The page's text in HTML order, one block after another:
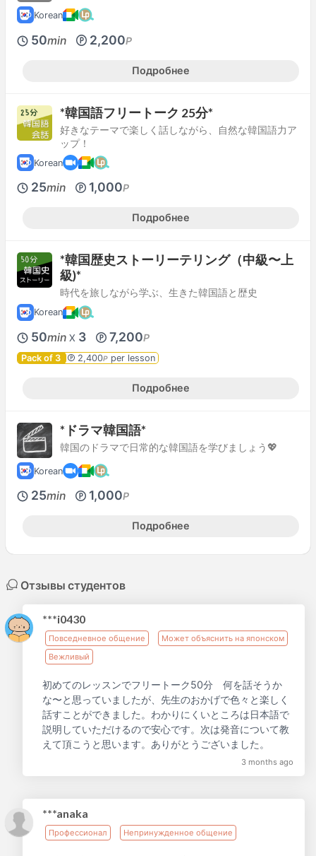
Korean
50min 2,200P
Подробнее
*韓国語フリートーク 25分*
好きなテーマで楽しく話しながら、自然な韓国語力ア
ップ！
Korean
25min 1,000P
Подробнее
*韓国歴史ストーリーテリング（中級〜上
級)*
時代を旅しながら学ぶ、生きた韓国語と歴史
Korean
50min X 3 7,200P
Pack of 3 2,400P per lesson
Подробнее
*ドラマ韓国語*
韓国のドラマで日常的な韓国語を学びましょう💖
Korean
25min 1,000P
Подробнее
Отзывы студентов
***i0430
Повседневное общение
Может объяснить на японском
Вежливый
初めてのレッスンでフリートーク50分 何を話そうか
な〜と思っていましたが、先生のおかげで色々と楽しく
話すことができました。わかりにくいところは日本語で
説明していただけるので安心です。次は発音について教
えて頂こうと思います。ありがとうございました。
3 months ago
***anaka
Профессионал Непринужденное общение